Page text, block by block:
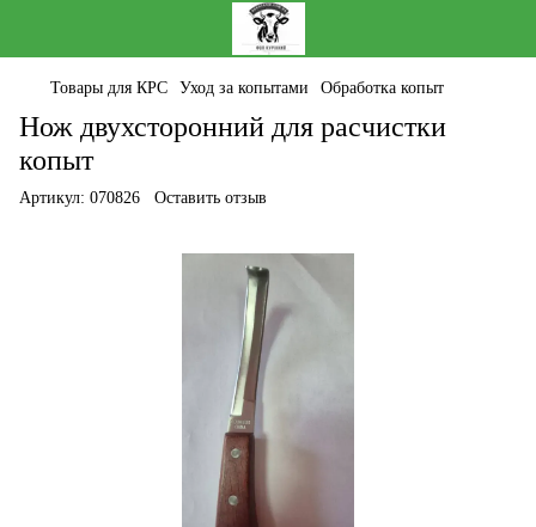
Товары для КРС Уход за копытами Обработка копыт
Нож двухсторонний для расчистки
копыт
Артикул: 070826 Оставить отзыв